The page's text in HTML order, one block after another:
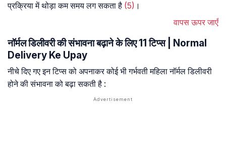
प्रक्रिया में थोड़ा कम समय लग सकता है (5) ।
वापस ऊपर जाएँ
नॉर्मल डिलीवरी की संभावना बढ़ाने के लिए 11 टिप्स | Normal
Delivery Ke Upay
नीचे दिए गए इन टिप्स को अपनाकर कोई भी गर्भवती महिला नॉर्मल डिलीवरी
होने की संभावना को बढ़ा सकती है :